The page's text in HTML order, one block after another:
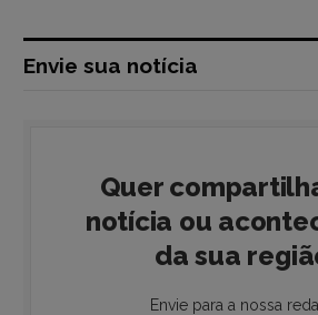
Envie sua notícia
Quer
notícia ou
da sua
Envie para a nossa